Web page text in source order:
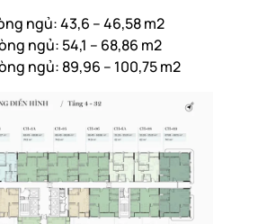
ngủ: 43,6 – 46,58 m2
ngủ: 54,1 – 68,86 m2
ngủ: 89,96 – 100,75 m2